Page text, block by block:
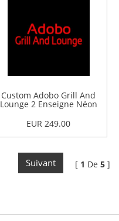
Custom Adobo Grill And
Lounge 2 Enseigne Néon
EUR 249.00
[ 1 De 5 ]
Suivant